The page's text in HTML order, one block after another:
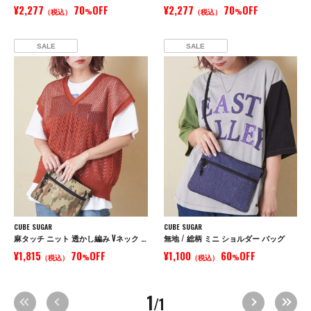
¥2,277 （税込） 70%OFF ¥2,277 （税込） 70%OFF
SALE
CUBE SUGAR
麻タッチ ニット 透かし編み Vネック ベスト
¥1,815 （税込） 70%OFF
SALE
CUBE SUGAR
無地 / 総柄 ミニ ショルダー バッグ
¥1,100（税込） 60%OFF
1/1